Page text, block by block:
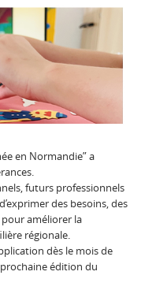
en Normandie” a
futurs professionnels
des besoins, des
améliorer la
régionale.
dès le mois de
édition du